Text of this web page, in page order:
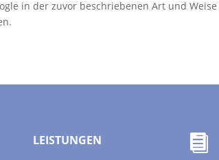
in der zuvor beschriebenen Art und
LEISTUNGEN 